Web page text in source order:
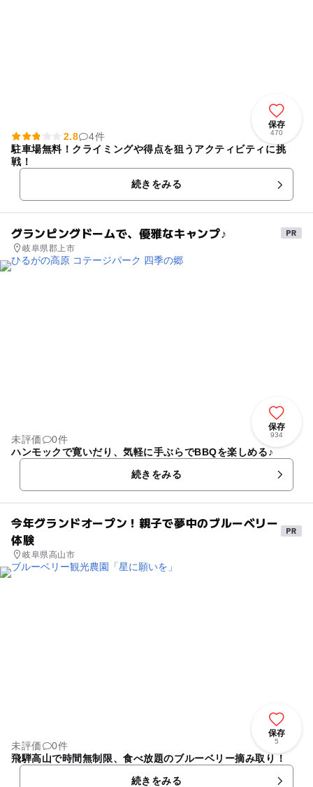
保存
470
2.8
4件
駐車場無料！クライミングや得点を狙うアクティビティに挑
戦！
続きをみる
グランピングドームで、優雅なキャンプ♪
岐阜県郡上市
保存
934
未評価
0件
ハンモックで寛いだり、気軽に手ぶらでBBQを楽しめる♪
続きをみる
今年グランドオープン！親子で夢中のブルーベリー
体験
岐阜県高山市
保存
5
未評価
0件
飛騨高山で時間無制限、食べ放題のブルーベリー摘み取り！
続きをみる